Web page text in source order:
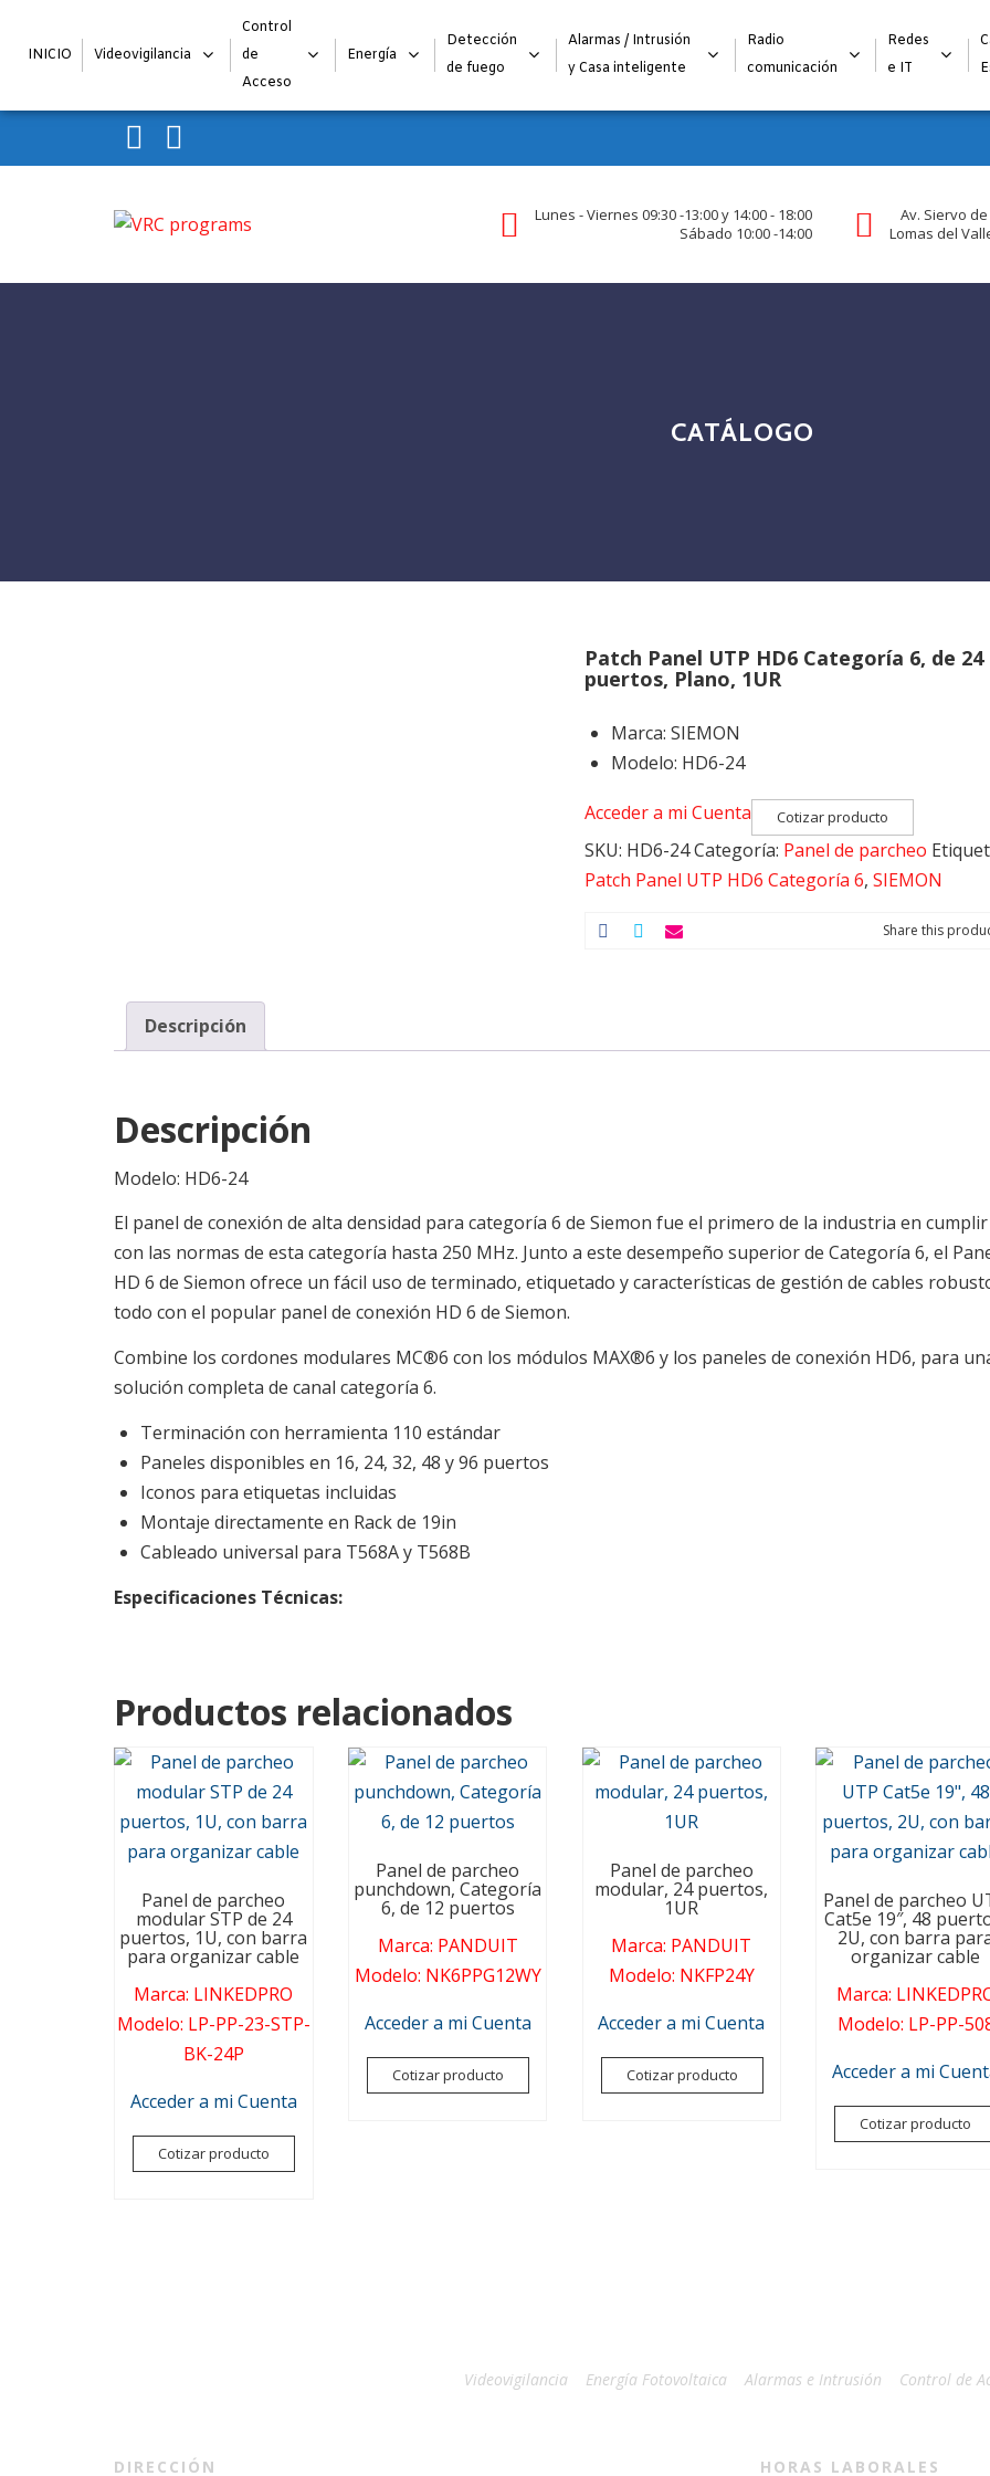
INICIO Videovigilancia
Control
de
Acceso
Energía
Detección
de fuego
Alarmas / Intrusión
y Casa inteligente
Radio
comunicación
Redes
e IT
Skip to navigation
Av. Siervo
Lomas del
Lunes - Viernes 09:30 -13:00 y 14:00 - 18:00
Sábado 10:00 -14:00
CATÁLOGO
Patch Panel UTP HD6 Categoría 6, de 24
puertos, Plano, 1UR
Marca:SIEMON
Modelo: HD6-24
Acceder a mi Cuenta Cotizar producto
SKU: HD6-24Categoría: Panel de parcheo
Patch Panel UTP HD6 Categoría 6,SIEMON
Share this
Descripción
Descripción
Modelo: HD6-24
El panel de conexión de alta densidad para categoría 6 de Siemon fue el primero de la industria en cumplir
con las normas de esta categoría hasta 250 MHz. Junto a este desempeño superior de Categoría 6, el
HD 6 de Siemon ofrece un fácil uso de terminado, etiquetado y características de gestión de cables
todo con el popular panel de conexión HD 6 de Siemon.
Combine los cordones modulares MC®6 con los módulos MAX®6 y los paneles de conexión HD6, para
solución completa de canal categoría 6.
Terminación con herramienta 110 estándar
Paneles disponibles en 16, 24, 32, 48 y 96 puertos
Iconos para etiquetas incluidas
Montaje directamente en Rack de 19in
Cableado universal para T568A y T568B
Especificaciones Técnicas:
Productos relacionados
Panel de parcheo
modular STP de 24
puertos, 1U, con barra
para organizar cable
Marca: LINKEDPRO
Modelo: LP-PP-23-STP-
BK-24P
Acceder a mi Cuenta
Cotizar producto
Panel de parcheo
punchdown, Categoría
6, de 12 puertos
Marca: PANDUIT
Modelo: NK6PPG12WY
Acceder a mi Cuenta
Cotizar producto
Panel de parcheo
modular, 24 puertos,
1UR
Marca: PANDUIT
Modelo: NKFP24Y
Acceder a mi Cuenta
Cotizar producto
Panel de parcheo
Cat5e 19″, 48
2U, con barra
organizar cable
Marca:
Modelo: LP-PP-
Acceder a mi
Cotizar producto
Videovigilancia Energía Fotovoltaica Alarmas e Intrusión Control de
DIRECCIÓN HORAS LABORALES